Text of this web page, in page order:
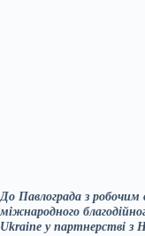
До Павлограда з
міжнародного
Ukraine у партнерстві